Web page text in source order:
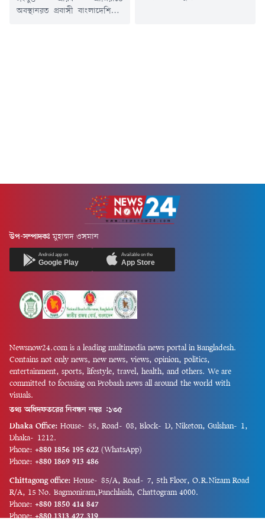
অবস্থানরত প্রবাসী বাংলাদেশিদের
উপ-সম্পাদকঃ মুহাম্মদ ওসমান
Android app on
Google Play
Available on the
App Store
Newsnow24.com is a leading multimedia news portal in Bangladesh.
Contains not only news, new news, views, opinion, politics,
entertainment, sports, lifestyle, travel, health, and others. We are
committed to focusing on Probash news all around the world with
visuals.
তথ্য অধিদফতরের নিবন্ধন নম্বর :১৩৫
Dhaka Office: House-55, Road-08, Block-D, Niketon, Gulshan-1,
Dhaka-1212.
Phone: +880 1856 195 622 (WhatsApp)
Phone: +880 1869 913 486
Chittagong office: House-85/A, Road-7, 5th Floor, O.R.Nizam Road
R/A, 15 No. Bagmoniram,Panchlaish, Chattogram 4000.
Phone: +880 1850 414 847
Phone: +880 1313 427 319